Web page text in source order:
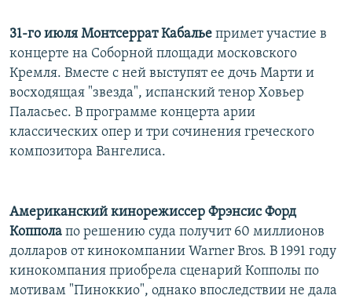
Все сайты РСЕ/РС
31-го июля Монтсеррат Кабалье примет участие в
концерте на Соборной площади московского
Кремля. Вместе с ней выступят ее дочь Марти и
восходящая "звезда", испанский тенор Ховьер
Паласьес. В программе концерта арии
классических опер и три сочинения греческого
композитора Вангелиса.
Американский кинорежиссер Фрэнсис Форд
Коппола по решению суда получит 60 миллионов
долларов от кинокомпании Warner Bros. В 1991 году
кинокомпания приобрела сценарий Копполы по
мотивам "Пиноккио", однако впоследствии не дала